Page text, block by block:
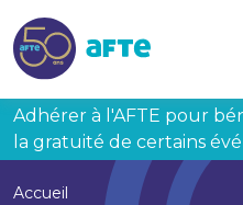
Adhérer à l'AFTE pour
la gratuité de certains
Accueil